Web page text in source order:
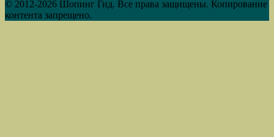
© 2012-2026 Шопинг Гид. Все права защищены. Копирование
контента запрещено.